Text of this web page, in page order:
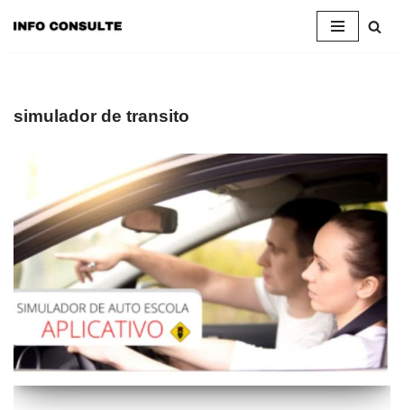
conteúdo
simulador de transito